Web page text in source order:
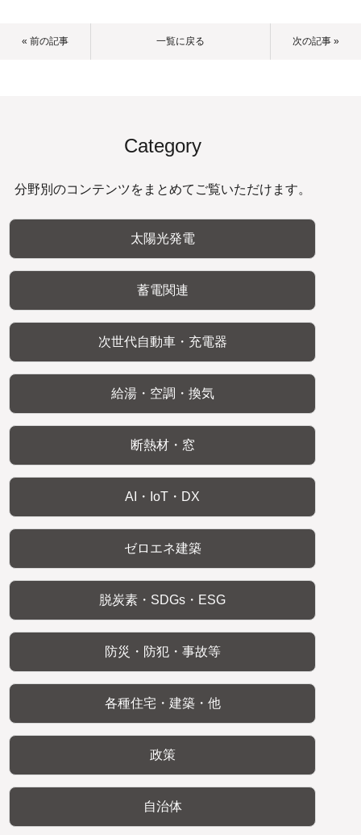
« 前の記事 一覧に戻る 次の記事 »
Category
分野別のコンテンツをまとめてご覧いただけます。
太陽光発電
蓄電関連
次世代自動車・充電器
給湯・空調・換気
断熱材・窓
AI・IoT・DX
ゼロエネ建築
脱炭素・SDGs・ESG
防災・防犯・事故等
各種住宅・建築・他
政策
自治体